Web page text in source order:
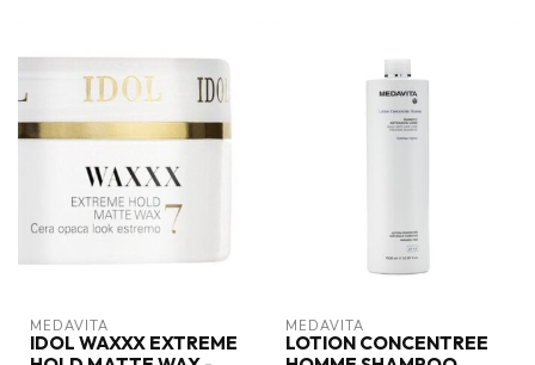
MEDAVITA
IDOL WAXXX EXTREME
MEDAVITA
LOTION CONCENTREE